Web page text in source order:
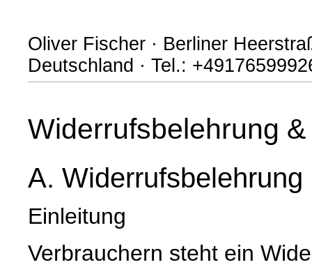
Oliver Fischer · Berliner
Deutschland · Tel.:
Widerrufsbelehrung
A. Widerrufsbelehrung
Einleitung
Verbrauchern steht ein